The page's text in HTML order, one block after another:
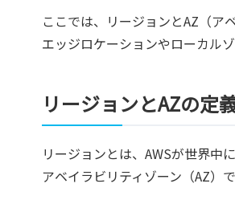
ここでは、リージョンとAZ（ア
エッジロケーションやローカル
リージョンとAZの定
リージョンとは、AWSが世界中
アベイラビリティゾーン（AZ）